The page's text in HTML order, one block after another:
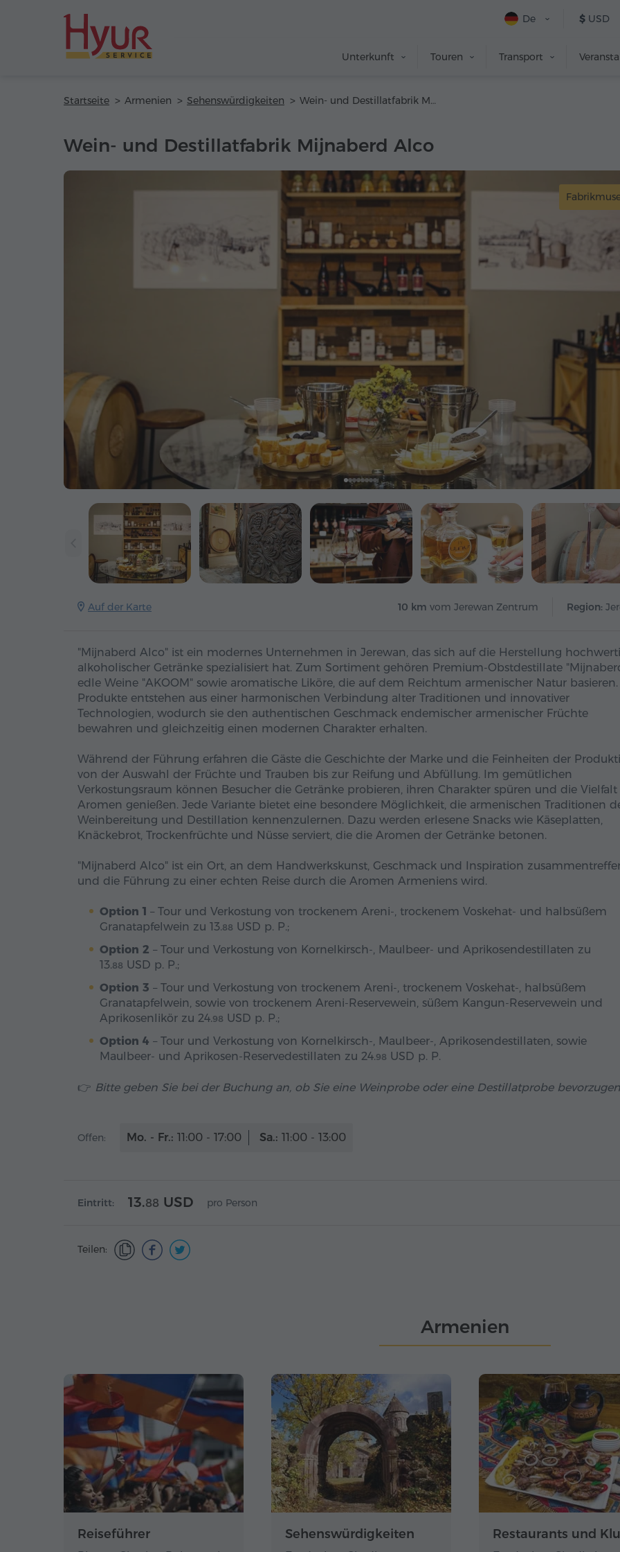
$ USD
De
Unterkunft Touren Transport
Startseite Armenien Sehenswürdigkeiten Wein- und Destillatfabrik Mijnaberd Alco
Wein- und Destillatfabrik Mijnaberd Alco
Auf der Karte 10 km vom Jerewan Zentrum Region:
"Mijnaberd Alco" ist ein modernes Unternehmen in Jerewan, das sich auf die Herstellung
alkoholischer Getränke spezialisiert hat. Zum Sortiment gehören Premium-Obstdestillate
edle Weine "AKOOM" sowie aromatische Liköre, die auf dem Reichtum armenischer Natur
Produkte entstehen aus einer harmonischen Verbindung alter Traditionen und innovativer
Technologien, wodurch sie den authentischen Geschmack endemischer armenischer Früchte
bewahren und gleichzeitig einen modernen Charakter erhalten.
Während der Führung erfahren die Gäste die Geschichte der Marke und die Feinheiten der
von der Auswahl der Früchte und Trauben bis zur Reifung und Abfüllung. Im gemütlichen
Verkostungsraum können Besucher die Getränke probieren, ihren Charakter spüren und die
Aromen genießen. Jede Variante bietet eine besondere Möglichkeit, die armenischen Traditionen
Weinbereitung und Destillation kennenzulernen. Dazu werden erlesene Snacks wie Käseplatten,
Knäckebrot, Trockenfrüchte und Nüsse serviert, die die Aromen der Getränke betonen.
"Mijnaberd Alco" ist ein Ort, an dem Handwerkskunst, Geschmack und Inspiration
und die Führung zu einer echten Reise durch die Aromen Armeniens wird.
Option 1 – Tour und Verkostung von trockenem Areni-, trockenem Voskehat- und halbsüßem
Granatapfelwein zu 13.88 USD p. P.;
Option 2 – Tour und Verkostung von Kornelkirsch-, Maulbeer- und Aprikosendestillaten zu
13.88 USD p. P.;
Option 3 – Tour und Verkostung von trockenem Areni-, trockenem Voskehat-, halbsüßem
Granatapfelwein, sowie von trockenem Areni-Reservewein, süßem Kangun-Reservewein und
Aprikosenlikör zu 24.98 USD p. P.;
Option 4 – Tour und Verkostung von Kornelkirsch-, Maulbeer-, Aprikosendestillaten, sowie
Maulbeer- und Aprikosen-Reservedestillaten zu 24.98 USD p. P.
👉 Bitte geben Sie bei der Buchung an, ob Sie eine Weinprobe oder eine Destillatprobe
Offen: Mo. - Fr.: 11:00 - 17:00 Sa.: 11:00 - 13:00
Eintritt: 13.88 USD pro Person
Teilen:
Armenien
Reiseführer Sehenswürdigkeiten Restaurants und